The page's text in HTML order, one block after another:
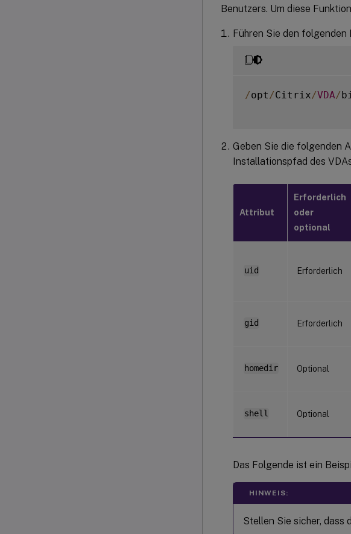
Benutzers. Um diese
Führen Sie den folgenden
/opt /Citrix/VDA/
Geben Sie die folgenden
Installationspfad des
Attribut
Erforderlich
oder
optional
uid Erforderlich
gid Erforderlich
homedir Optional
shell Optional
Das Folgende ist ein
HINWEIS:
Stellen Sie sicher, dass